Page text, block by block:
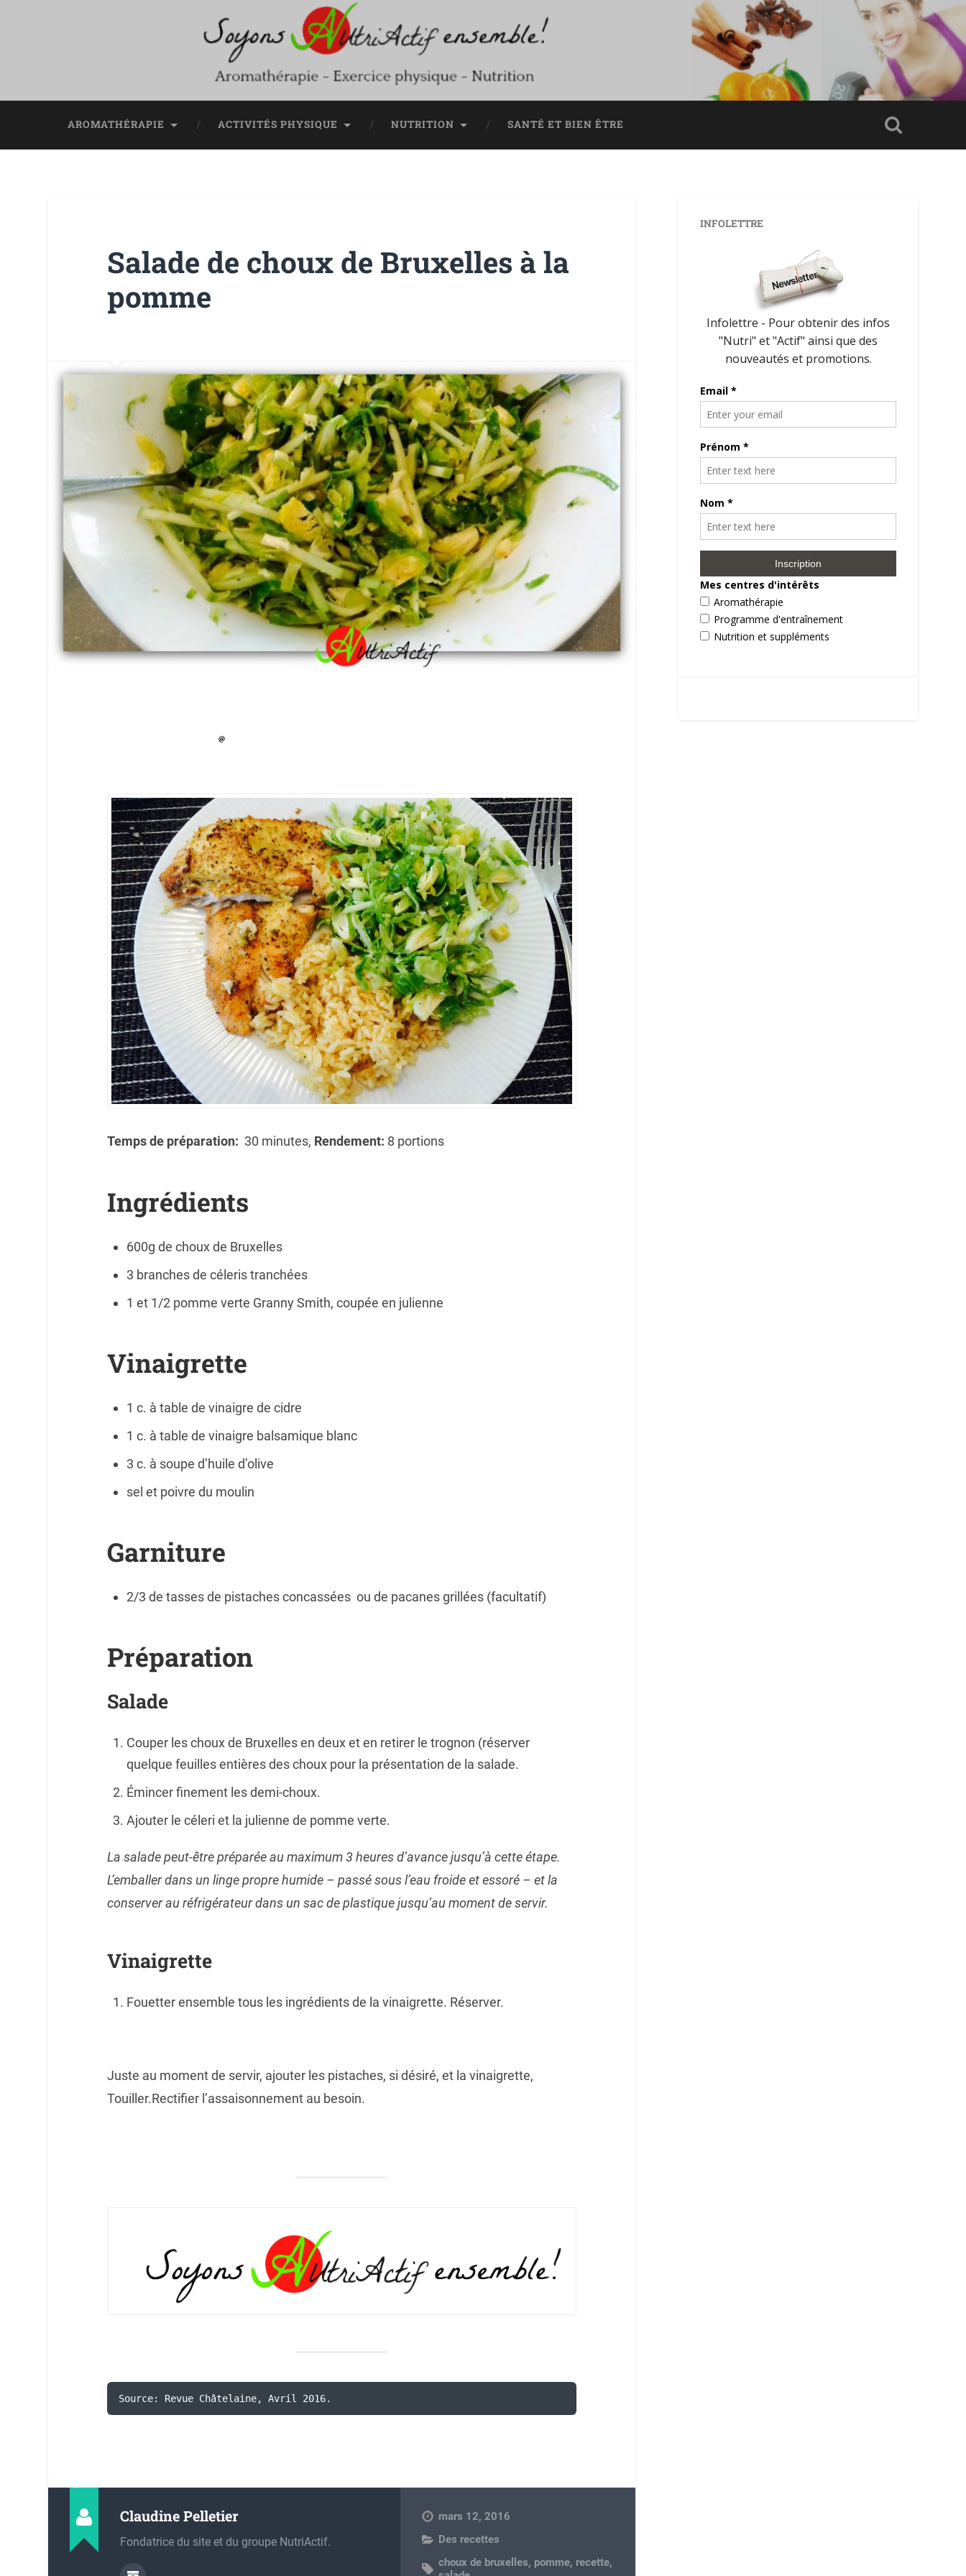
AROMATHÉRAPIE ACTIVITÉS PHYSIQUE NUTRITION SANTÉ ET BIEN ÊTRE
Salade de choux de Bruxelles à la
pomme
Temps de préparation: 30 minutes, Rendement: 8 portions
Ingrédients
600g de choux de Bruxelles
3 branches de céleris tranchées
1 et 1/2 pomme verte Granny Smith, coupée en julienne
Vinaigrette
1 c. à table de vinaigre de cidre
1 c. à table de vinaigre balsamique blanc
3 c. à soupe d’huile d’olive
sel et poivre du moulin
Garniture
2/3 de tasses de pistaches concassées ou de pacanes grillées (facultatif)
Préparation
Salade
Couper les choux de Bruxelles en deux et en retirer le trognon (réserver
quelque feuilles entières des choux pour la présentation de la salade.
Émincer finement les demi-choux.
Ajouter le céleri et la julienne de pomme verte.
La salade peut-être préparée au maximum 3 heures d’avance jusqu’à cette étape.
L’emballer dans un linge propre humide – passé sous l’eau froide et essoré – et la
conserver au réfrigérateur dans un sac de plastique jusqu’au moment de servir.
Vinaigrette
Fouetter ensemble tous les ingrédients de la vinaigrette. Réserver.
Juste au moment de servir, ajouter les pistaches, si désiré, et la vinaigrette,
Touiller.Rectifier l’assaisonnement au besoin.
Source: Revue Châtelaine, Avril 2016.
Claudine Pelletier
Fondatrice du site et du groupe NutriActif.
mars 12, 2016
Des recettes
choux de bruxelles, pomme, recette,
INFOLETTRE